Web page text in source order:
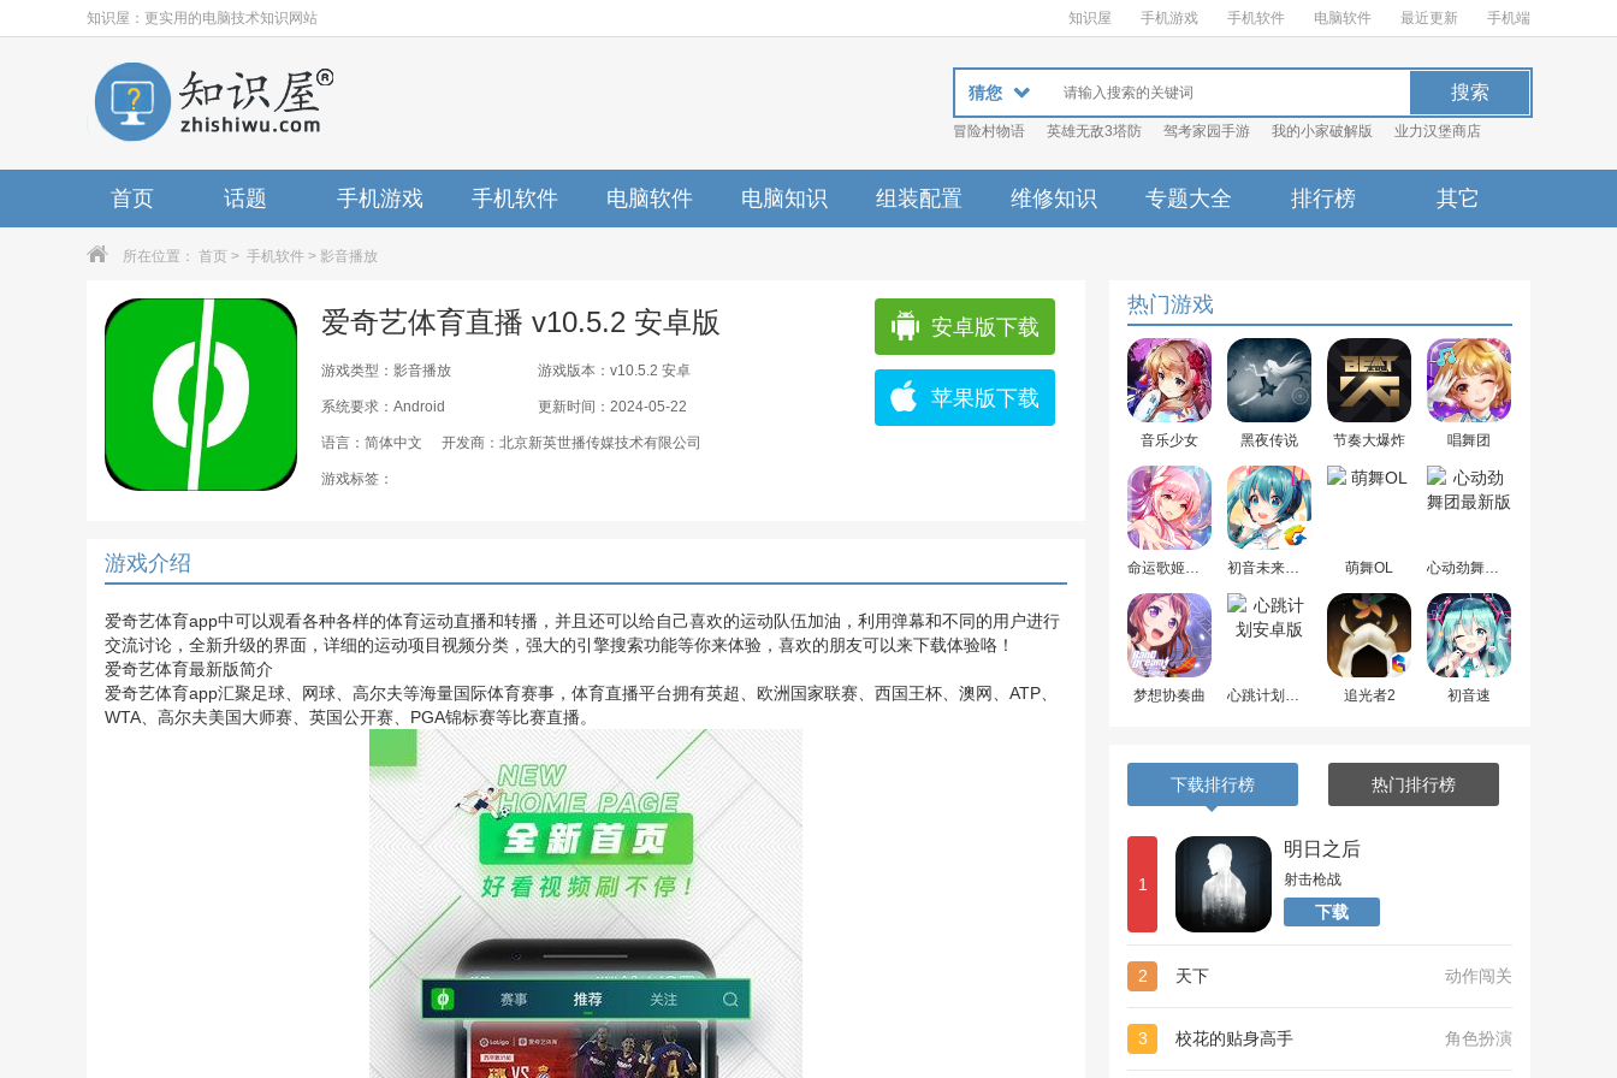
知识屋：更实用的电脑技术知识网站 知识屋 手机游戏 手机软件 电脑软件 最近更新 手机端
猜您
冒险村物语 英雄无敌3塔防 驾考家园手游 我的小家破解版 业力汉堡商店
首页 话题 手机游戏 手机软件 电脑软件 电脑知识 组装配置 维修知识 专题大全 排行榜 其它
所在位置： 首页 > 手机软件 > 影音播放
爱奇艺体育直播 v10.5.2 安卓版
游戏类型：影音播放 游戏版本：v10.5.2 安卓
系统要求：Android 更新时间：2024-05-22
语言：简体中文 开发商：北京新英世播传媒技术有限公司
游戏标签：
安卓版下载
苹果版下载
游戏介绍
爱奇艺体育app中可以观看各种各样的体育运动直播和转播，并且还可以给自己喜欢的运动队伍加油，利用弹幕和不同的用户进行
交流讨论，全新升级的界面，详细的运动项目视频分类，强大的引擎搜索功能等你来体验，喜欢的朋友可以来下载体验咯！
爱奇艺体育最新版简介
爱奇艺体育app汇聚足球、网球、高尔夫等海量国际体育赛事，体育直播平台拥有英超、欧洲国家联赛、西国王杯、澳网、ATP、
WTA、高尔夫美国大师赛、英国公开赛、PGA锦标赛等比赛直播。
热门游戏
音乐少女 黑夜传说 节奏大爆炸 唱舞团
命运歌姬安卓版 初音未来梦幻歌姬 萌舞OL 心动劲舞团最新版
梦想协奏曲 心跳计划安卓版 追光者2 初音速
下载排行榜 热门排行榜
1
明日之后
射击枪战
下载
2 天下 动作闯关
3 校花的贴身高手 角色扮演